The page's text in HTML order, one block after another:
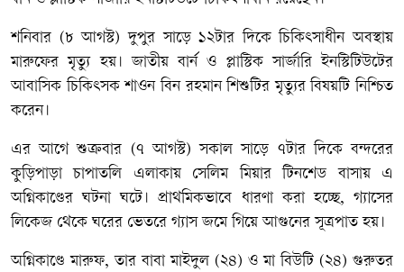
শনিবার (৮ আগস্ট) দুপুর সাড়ে ১২টার দিকে চিকিৎসাধীন অবস্থায়
মারুফের মৃত্যু হয়। জাতীয় বার্ন ও প্লাস্টিক সার্জারি ইনস্টিটিউটের
আবাসিক চিকিৎসক শাওন বিন রহমান শিশুটির মৃত্যুর বিষয়টি নিশ্চিত
করেন।
এর আগে শুক্রবার (৭ আগস্ট) সকাল সাড়ে ৭টার দিকে বন্দরের
কুড়িপাড়া চাপাতলি এলাকায় সেলিম মিয়ার টিনশেড বাসায় এ
অগ্নিকাণ্ডের ঘটনা ঘটে। প্রাথমিকভাবে ধারণা করা হচ্ছে, গ্যাসের
লিকেজ থেকে ঘরের ভেতরে গ্যাস জমে গিয়ে আগুনের সূত্রপাত হয়।
অগ্নিকাণ্ডে মারুফ, তার বাবা মাইদুল (২৪) ও মা বিউটি (২৪) গুরুতর